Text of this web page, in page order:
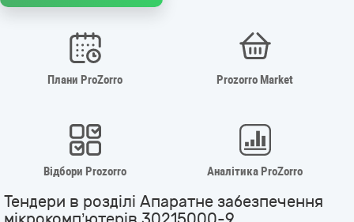
Плани ProZorro Prozorro Market
Відбори Prozorro Аналітика ProZorro
Тендери в розділі Апаратне забезпечення